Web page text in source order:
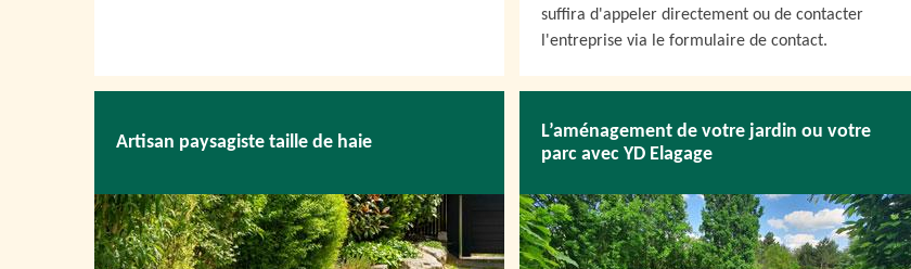
suffira d'appeler directement ou de contacter
l'entreprise via le formulaire de contact.
Artisan paysagiste taille de haie
L’aménagement de votre jardin ou votre
parc avec YD Elagage